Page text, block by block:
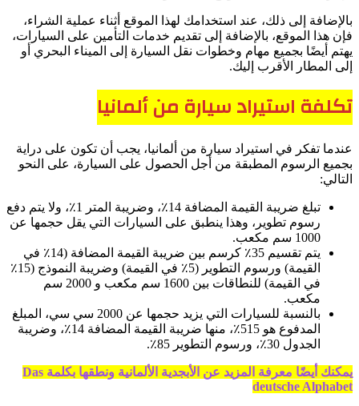
بالإضافة إلى ذلك، عند استخدامك لهذا الموقع أثناء عملية الشراء،
فإن هذا الموقع، بالإضافة إلى تقديم خدمات التأمين على السيارات،
يهتم أيضًا بجميع مهام وخطوات نقل السيارة إلى الميناء البحري أو
إلى المطار الأقرب إليك.
تكلفة استيراد سيارة من ألمانيا
عندما تفكر في استيراد سيارة من ألمانيا، يجب أن تكون على دراية
بجميع الرسوم المطبقة من أجل الحصول على السيارة، على النحو
التالي:
تبلغ ضريبة القيمة المضافة 14٪، وضريبة المتر 1٪، ولا يتم دفع
رسوم تطوير، وهذا ينطبق على السيارات التي يقل حجمها عن
1000 سم مكعب.
يتم تقسيم 35٪ كرسم بين ضريبة القيمة المضافة (14٪ في
القيمة) ورسوم التطوير (5٪ في القيمة) وضريبة النموذج (15٪
في القيمة) للنطاقات بين 1600 سم مكعب و 2000 سم
مكعب.
بالنسبة للسيارات التي يزيد حجمها عن 2000 سي سي، المبلغ
المدفوع هو 515٪، منها ضريبة القيمة المضافة 14٪، وضريبة
الجدول 30٪، ورسوم التطوير 85٪.
يمكنك أيضًا معرفة المزيد عن الأبجدية الألمانية ونطقها بكلمة Das
deutsche Alphabet